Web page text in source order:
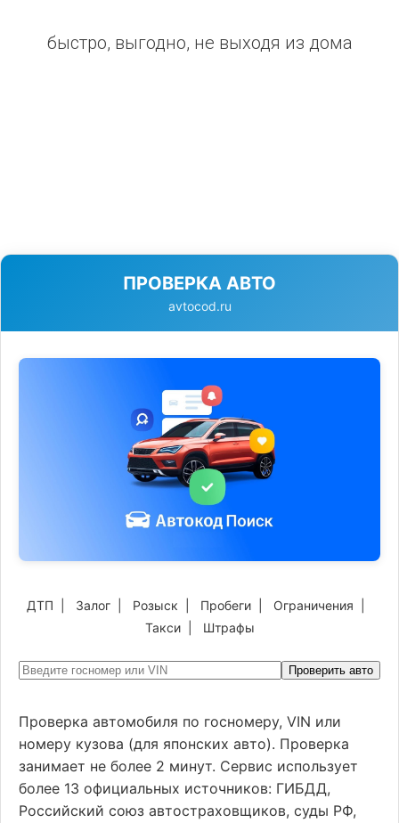
быстро, выгодно, не выходя из дома
ПРОВЕРКА АВТО
avtocod.ru
ДТП Залог Розыск Пробеги Ограничения
Такси| Штрафы
Проверить авто
Проверка автомобиля по госномеру, VIN или
номеру кузова (для японских авто). Проверка
занимает не более 2 минут. Сервис использует
более 13 официальных источников: ГИБДД,
Российский союз автостраховщиков, суды РФ,